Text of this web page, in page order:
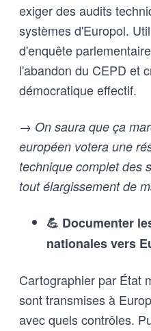
exiger des audits
systèmes d'Europol.
d'enquête
l'abandon du CEPD et
démocratique effectif.
→ On saura que ça
européen votera une
technique complet des
tout élargissement de
💪 Documenter
nationales vers
Cartographier par État
sont transmises à
avec quels contrôles.